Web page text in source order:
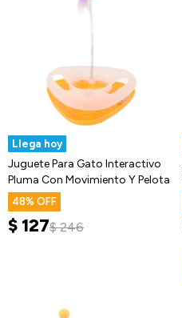
Llega hoy
Juguete Para Gato Interactivo
Pluma Con Movimiento Y Pelota
48
$ 127$ 246